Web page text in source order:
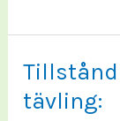
13:
tävling: